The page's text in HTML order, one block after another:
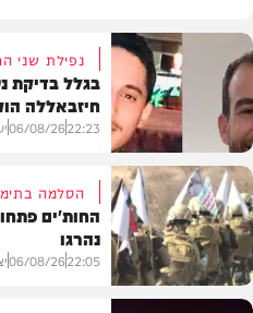
צבא וביטחון
נפילת שני
בגלל בדיקת
חיזבאללה
22:23
06/08/26
הסלמה
החות'ים
נהרגו
22:05
06/08/26